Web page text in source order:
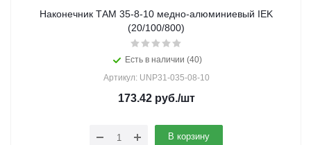
Наконечник ТАМ 35-8-10 медно-алюминиевый IEK
(20/100/800)
Есть в наличии (40)
Артикул: UNP31-035-08-10
173.42руб./шт
В корзину